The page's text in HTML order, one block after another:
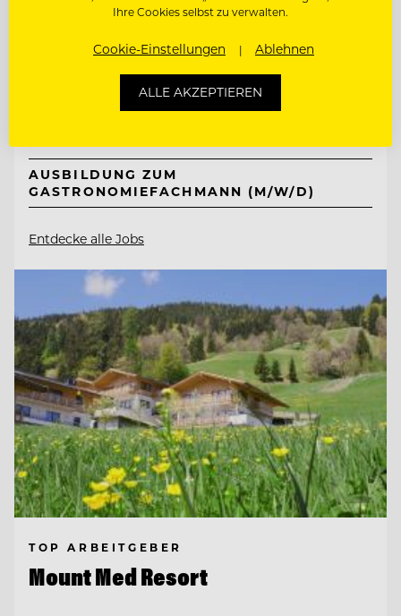
Jungbrunn - Der Gutzeitort
6675 Tannheim/Tirol, Österreich
AUSBILDUNG ZUM
GASTRONOMIEFACHMANN (M/W/D)
Entdecke alle Jobs
TOP ARBEITGEBER
Mount Med Resort
Ihre Cookies selbst zu verwalten.
Cookie-Einstellungen Ablehnen
ALLE AKZEPTIEREN